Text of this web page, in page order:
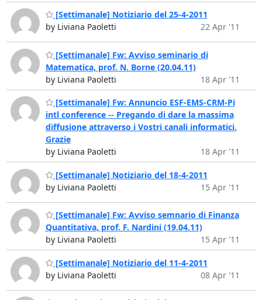
[Settimanale] Notiziario del 25-4-2011
by Liviana Paoletti
22 Apr '11
[Settimanale] Fw: Avviso seminario di
Matematica, prof. N. Borne (20.04.11)
by Liviana Paoletti
18 Apr '11
[Settimanale] Fw: Annuncio ESF-EMS-CRM-Pi
intl conference -- Pregando di dare la massima
diffusione attraverso i Vostri canali informatici.
Grazie
by Liviana Paoletti
18 Apr '11
[Settimanale] Notiziario del 18-4-2011
by Liviana Paoletti
15 Apr '11
[Settimanale] Fw: Avviso semnario di Finanza
Quantitativa, prof. F. Nardini (19.04.11)
by Liviana Paoletti
15 Apr '11
[Settimanale] Notiziario del 11-4-2011
by Liviana Paoletti
08 Apr '11